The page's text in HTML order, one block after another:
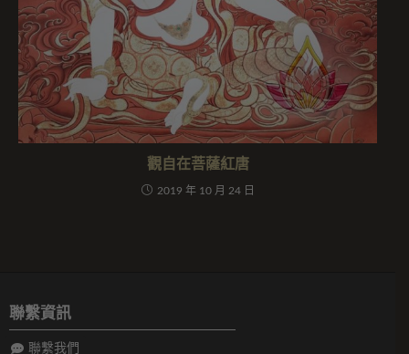
觀自在菩薩紅唐
2019 年 10 月 24 日
聯繫資訊
聯繫我們